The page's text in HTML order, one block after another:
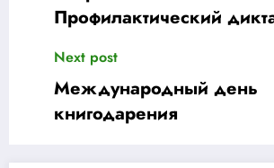
Профилактический
Next post
Международный день
книгодарения